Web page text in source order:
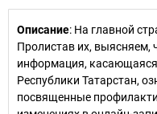
Описание: На главной
Пролистав их, выясняем,
информация,
Республики Татарстан,
посвященные